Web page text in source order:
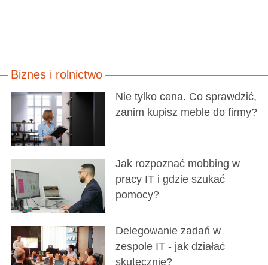
Biznes i rolnictwo
Nie tylko cena. Co sprawdzić,
zanim kupisz meble do firmy?
Jak rozpoznać mobbing w
pracy IT i gdzie szukać
pomocy?
Delegowanie zadań w
zespole IT - jak działać
skutecznie?